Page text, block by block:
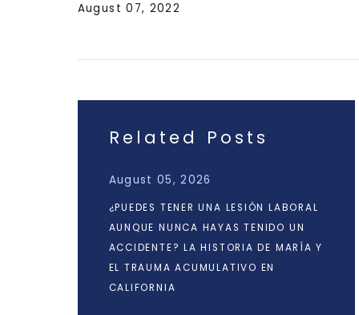
August 07, 2022
Related Posts
August 05, 2026
¿PUEDES TENER UNA LESIÓN LABORAL
AUNQUE NUNCA HAYAS TENIDO UN
ACCIDENTE? LA HISTORIA DE MARÍA Y
EL TRAUMA ACUMULATIVO EN
CALIFORNIA